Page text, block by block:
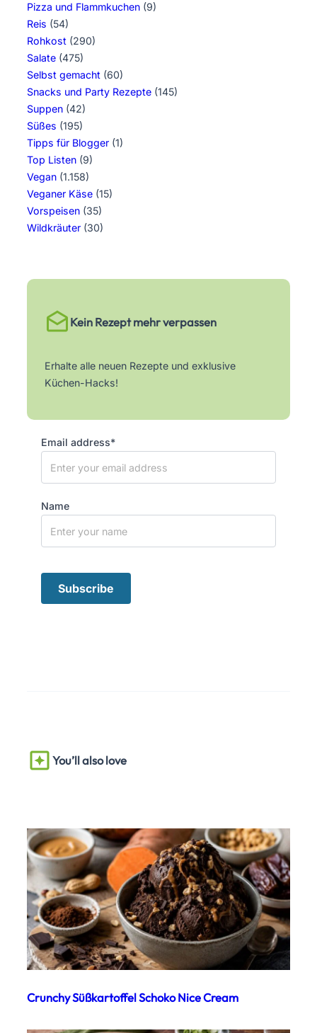
Pizza und Flammkuchen (9)
Reis (54)
Rohkost (290)
Salate (475)
Selbst gemacht (60)
Snacks und Party Rezepte (145)
Suppen (42)
Süßes (195)
Tipps für Blogger (1)
Top Listen (9)
Vegan (1.158)
Veganer Käse (15)
Vorspeisen (35)
Wildkräuter (30)
Kein Rezept mehr verpassen
Erhalte alle neuen Rezepte und exklusive
Küchen-Hacks!
Email address*
Name
You’ll also love
Crunchy Süßkartoffel Schoko Nice Cream